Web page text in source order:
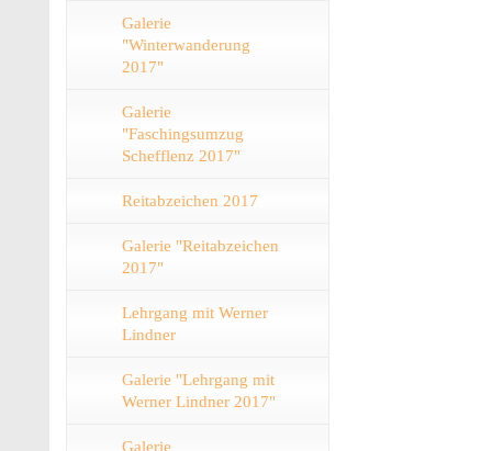
Galerie
"Winterwanderung
2017"
Galerie
"Faschingsumzug
Schefflenz 2017"
Reitabzeichen 2017
Galerie "Reitabzeichen
2017"
Lehrgang mit Werner
Lindner
Galerie "Lehrgang mit
Werner Lindner 2017"
Galerie